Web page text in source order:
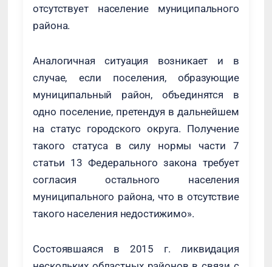
отсутствует население муниципального
района.
Аналогичная ситуация возникает и в
случае, если поселения, образующие
муниципальный район, объединятся в
одно поселение, претендуя в дальнейшем
на статус городского округа. Получение
такого статуса в силу нормы части 7
статьи 13 Федерального закона требует
согласия остального населения
муниципального района, что в отсутствие
такого населения недостижимо».
Состоявшаяся в 2015 г. ликвидация